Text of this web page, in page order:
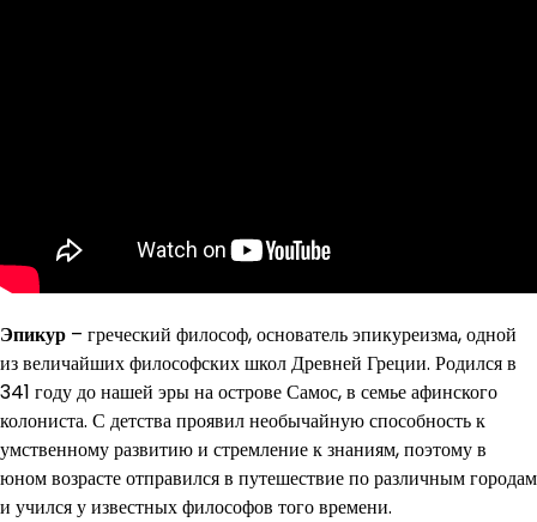
Эпикур – греческий философ, основатель эпикуреизма, одной
из величайших философских школ Древней Греции. Родился в
341 году до нашей эры на острове Самос, в семье афинского
колониста. С детства проявил необычайную способность к
умственному развитию и стремление к знаниям, поэтому в
юном возрасте отправился в путешествие по различным городам
и учился у известных философов того времени.